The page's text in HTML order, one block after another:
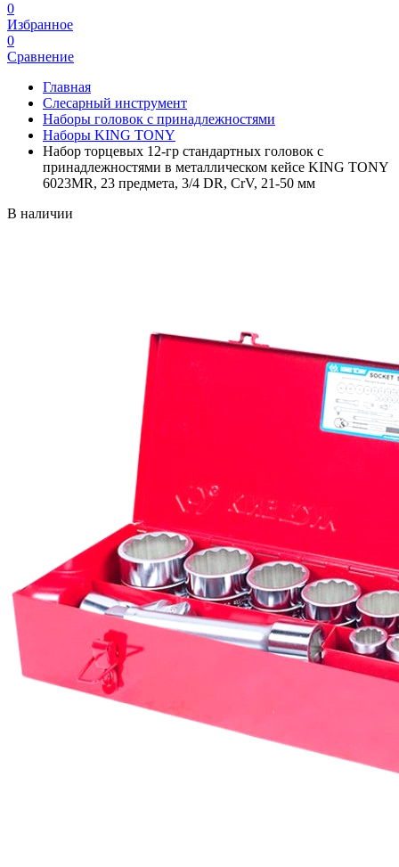
0
Избранное
0
Сравнение
Главная
Слесарный инструмент
Наборы головок с принадлежностями
Наборы KING TONY
Набор торцевых 12-гр стандартных головок с
принадлежностями в металлическом кейсе KING TONY
6023MR, 23 предмета, 3/4 DR, CrV, 21-50 мм
В наличии